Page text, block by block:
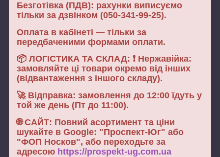
Безготівка (ПДВ): рахунки виписуємо
тільки за дзвінком (050-341-99-25).
Оплата в кабінеті — тільки за
передбаченими формами оплати.
📦 ЛОГІСТИКА ТА СКЛАД: ❗ Нержавійка:
замовляйте ці товари окремо від інших
(відвантаження з іншого складу).
🚀 Відправка: замовлення до 12:00 їдуть у
той же день (Пт до 11:00).
🌐 САЙТ: Повний асортимент та ціни
шукайте в Google: "Проспект-Юг" або
"ФОП Носков", або переходьте за
адресою https://prospekt-ug.com.ua